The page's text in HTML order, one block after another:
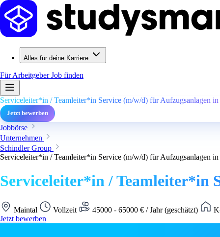
Alles für deine Karriere
Für ArbeitgeberJob finden
Serviceleiter*in / Teamleiter*in Service (m/w/d) für Aufzugsanlagen
Jetzt bewerben
Jobbörse
Unternehmen
Schindler Group
Serviceleiter*in / Teamleiter*in Service (m/w/d) für Aufzugsanlagen
Serviceleiter*in / Teamleiter*in
Maintal Vollzeit 45000 - 65000 € / Jahr (geschätzt)
Jetzt bewerben